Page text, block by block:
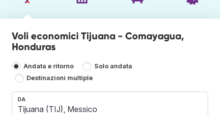
Voli economici Tijuana - Comayagua,
Honduras
Andata e ritorno
Solo andata
Destinazioni multiple
DA